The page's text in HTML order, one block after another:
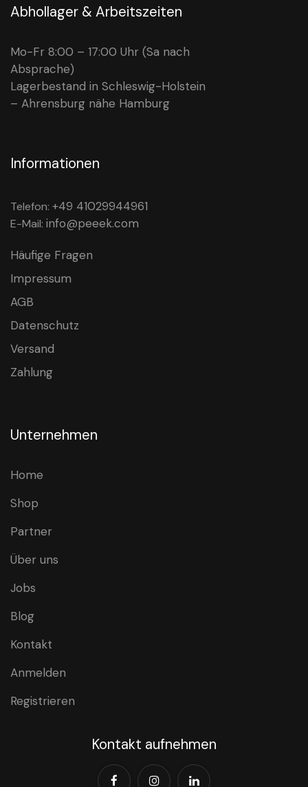
Abhollager & Arbeitszeiten
Mo-Fr 8:00 – 17:00 Uhr (Sa nach
Absprache)
Lagerbestand in Schleswig-Holstein
– Ahrensburg nähe Hamburg
Informationen
Telefon: +49 41029944961
E-Mail: info@peeek.com
Häufige Fragen
Impressum
AGB
Datenschutz
Versand
Zahlung
Unternehmen
Home
Shop
Partner
Über uns
Jobs
Blog
Kontakt
Anmelden
Registrieren
Kontakt aufnehmen